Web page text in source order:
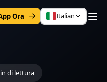
Ora Italian
di lettura